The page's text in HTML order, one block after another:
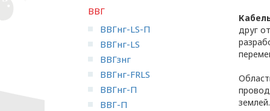
ВВГ
ВВГнг-LS-П
ВВГнг-LS
ВВГзнг
ВВГнг-FRLS
ВВГнг-П
ВВГ-П
друг
землей.